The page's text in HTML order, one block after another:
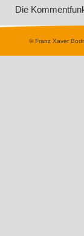
Die
© Franz Xaver